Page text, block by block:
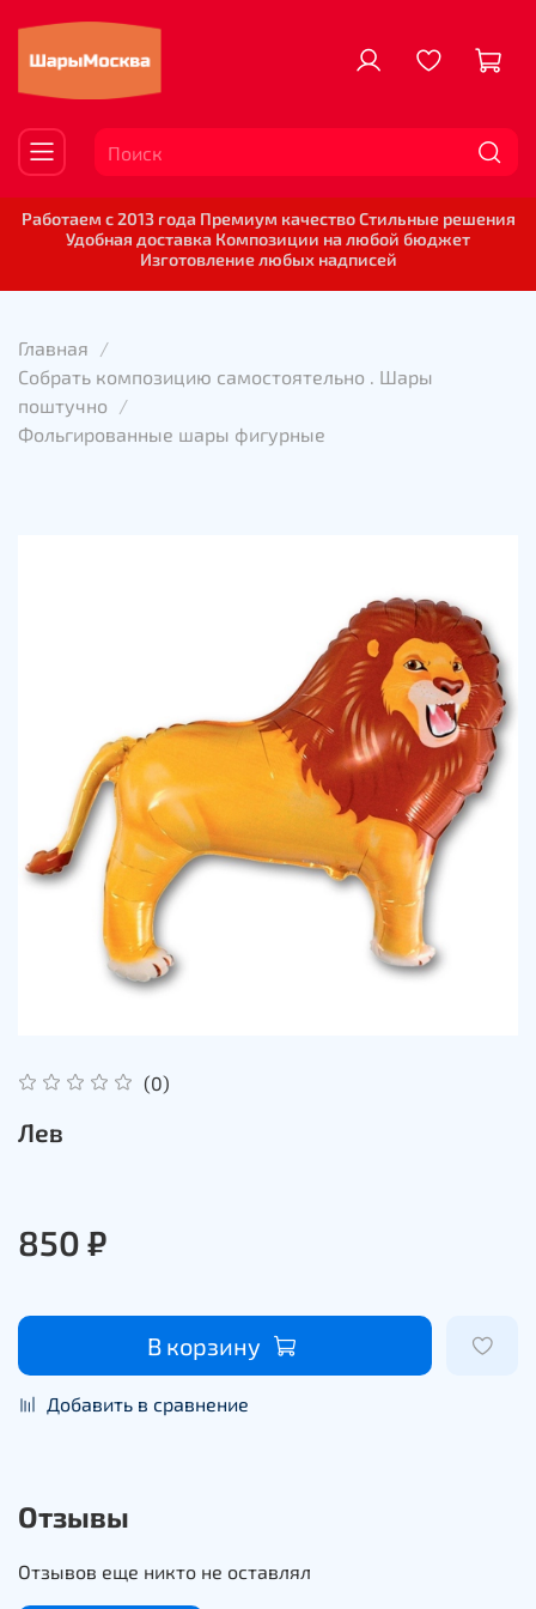
Работаем с 2013 года Премиум качество Стильные решения
Удобная доставка Композиции на любой бюджет
Изготовление любых надписей
Главная
Собрать композицию самостоятельно . Шары
поштучно
Фольгированные шары фигурные
(0)
Лев
850 ₽
В корзину
Добавить в сравнение
Отзывы
Отзывов еще никто не оставлял